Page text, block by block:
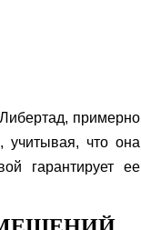
примерно
учитывая, что она
гарантирует ее